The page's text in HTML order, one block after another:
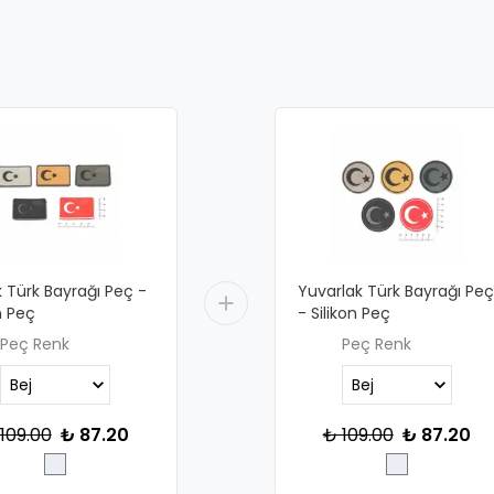
Türk Bayrağı Peç -
Peç
Peç Renk
₺ 87.20
Yuvarlak Türk Bayrağı Peç
- Silikon Peç
Peç Renk
₺ 109.00 ₺ 87.20